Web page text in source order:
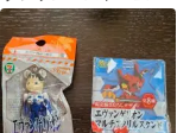
体セット